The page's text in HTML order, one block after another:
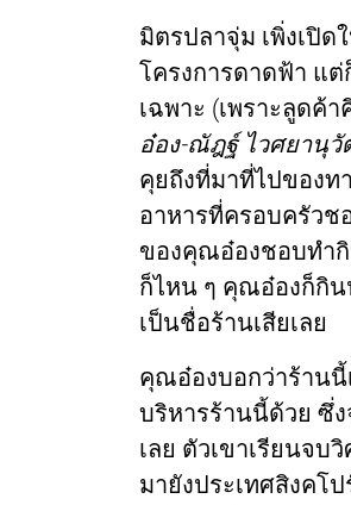
มิตรปลาจุ่ม เพิ่งเปิด
โครงการดาดฟ้า แ
เฉพาะ (เพราะลูดค้
อ๋อง-ณัฎฐ์ ไวศยานุ
คุยถึงที่มาที่ไปของท
อาหารที่ครอบครัว
ของคุณอ๋องชอบทำ
ก็ไหน ๆ คุณอ๋องก็กิ
เป็นชื่อร้านเสียเลย
คุณอ๋องบอกว่าร้านนี้
บริหารร้านนี้ด้วย ซึ่ง
เลย ตัวเขาเรียนจบ
มายังประเทศสิงคโ